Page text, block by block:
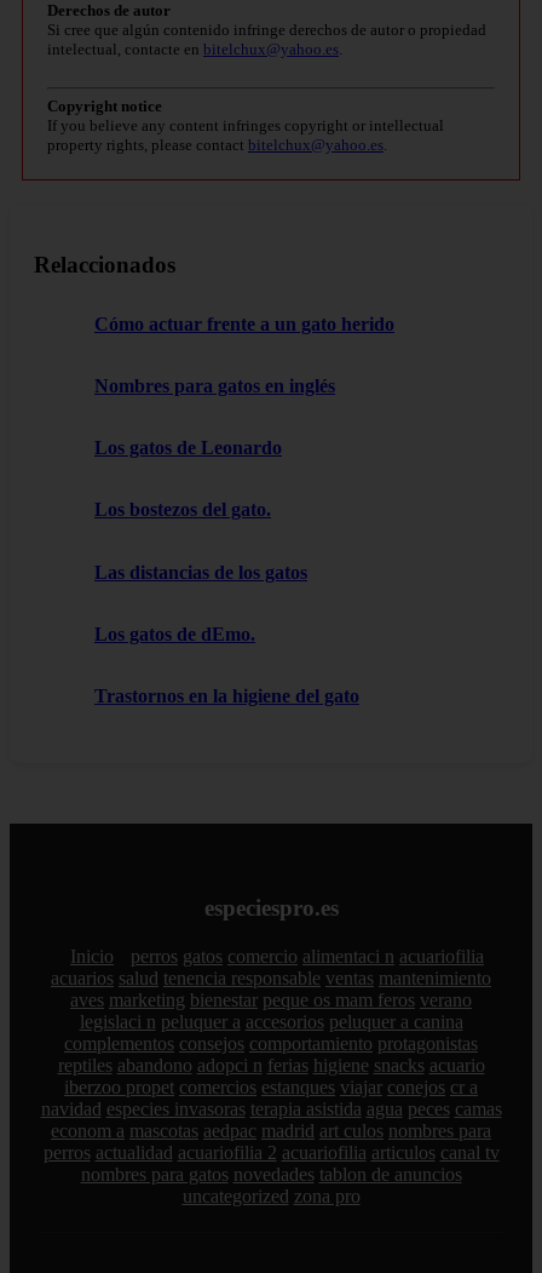
Derechos de autor
Si cree que algún contenido infringe derechos de autor o propiedad
intelectual, contacte en bitelchux@yahoo.es.
Copyright notice
If you believe any content infringes copyright or intellectual
property rights, please contact bitelchux@yahoo.es.
Relaccionados
Cómo actuar frente a un gato herido
Nombres para gatos en inglés
Los gatos de Leonardo
Los bostezos del gato.
Las distancias de los gatos
Los gatos de dEmo.
Trastornos en la higiene del gato
especiespro.es
Inicio perros gatos comercio alimentaci n acuariofilia
acuarios salud tenencia responsable ventas mantenimiento
aves marketing bienestar peque os mam feros verano
legislaci n peluquer a accesorios peluquer a canina
complementos consejos comportamiento protagonistas
reptiles abandono adopci n ferias higiene snacks acuario
iberzoo propet comercios estanques viajar conejos cr a
navidad especies invasoras terapia asistida agua peces camas
econom a mascotas aedpac madrid art culos nombres para
perros actualidad acuariofilia 2 acuariofilia articulos canal tv
nombres para gatos novedades tablon de anuncios
uncategorized zona pro